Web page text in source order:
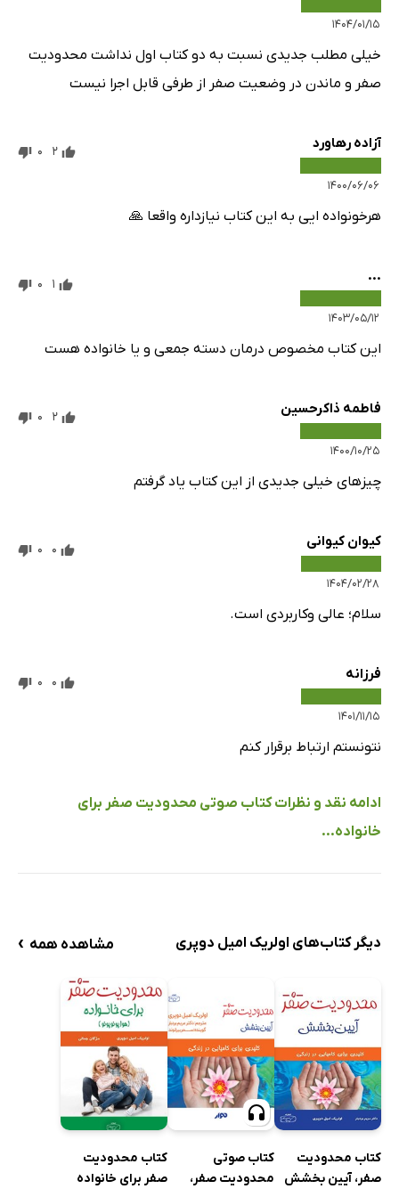
۱۴۰۴/۰۱/۱۵
خیلی مطلب جدیدی نسبت به دو کتاب اول نداشت محدودیت
صفر و ماندن در وضعیت صفر از طرفی قابل اجرا نیست
آزاده رهاورد
۱۴۰۰/۰۶/۰۶
2
0
هرخونواده ایی به این کتاب نیازداره واقعا 🙏
...
۱۴۰۳/۰۵/۱۲
1
0
این کتاب مخصوص درمان دسته جمعی و یا خانواده هست
فاطمه ذاکرحسین
۱۴۰۰/۱۰/۲۵
2
0
چیزهای خیلی جدیدی از این کتاب یاد گرفتم
کیوان کیوانی
۱۴۰۴/۰۲/۲۸
0
0
سلام؛ عالی وکاربردی است.
فرزانه
۱۴۰۱/۱۱/۱۵
0
0
نتونستم ارتباط برقرار کنم
ادامه نقد و نظرات کتاب صوتی محدودیت صفر برای
خانواده...
دیگر کتاب‌های اولریک امیل دوپری مشاهده همه ›
کتاب محدودیت
صفر، آیین بخشش
کتاب صوتی
محدودیت صفر،
کتاب محدودیت
صفر برای خانواده